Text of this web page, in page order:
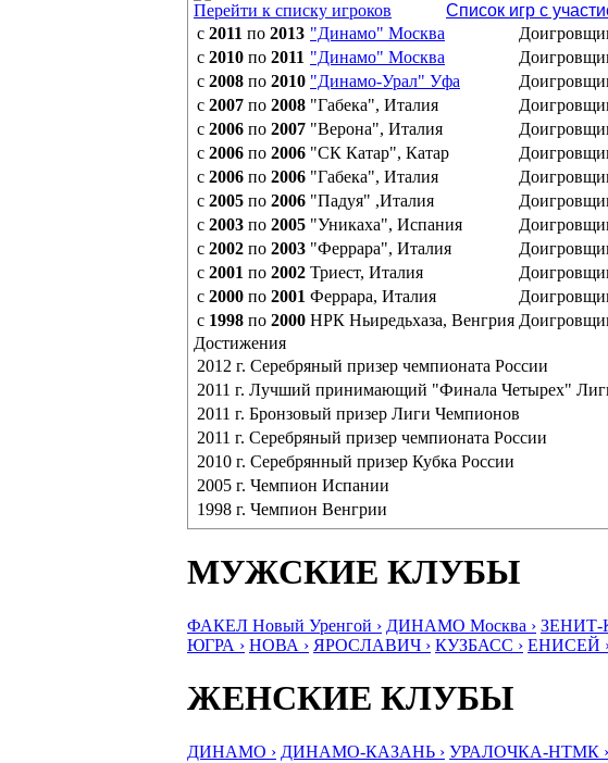
Перейти к списку игроков
Список игр с
с 2011 по 2013 "Динамо" Москва
с 2010 по 2011 "Динамо" Москва
с 2008 по 2010 "Динамо-Урал" Уфа
с 2007 по 2008 "Габека", Италия
с 2006 по 2007 "Верона", Италия
с 2006 по 2006 "СК Катар", Катар
с 2006 по 2006 "Габека", Италия
с 2005 по 2006 "Падуя" ,Италия
с 2003 по 2005 "Уникаха", Испания
с 2002 по 2003 "Феррара", Италия
с 2001 по 2002 Триест, Италия
с 2000 по 2001 Феррара, Италия
с 1998 по 2000 НРК Ньиредьхаза, Венгрия
Достижения
2012 г. Серебряный призер чемпионата России
2011 г. Лучший принимающий "Финала Четырех"
2011 г. Бронзовый призер Лиги Чемпионов
2011 г. Серебряный призер чемпионата России
2010 г. Серебрянный призер Кубка России
2005 г. Чемпион Испании
1998 г. Чемпион Венгрии
МУЖСКИЕ КЛУБЫ
ФАКЕЛ Новый Уренгой › ДИНАМО Москва › ЗЕНИТ-
ЮГРА › НОВА › ЯРОСЛАВИЧ › КУЗБАСС › ЕНИСЕЙ
ЖЕНСКИЕ КЛУБЫ
ДИНАМО › ДИНАМО-КАЗАНЬ › УРАЛОЧКА-НТМК ›